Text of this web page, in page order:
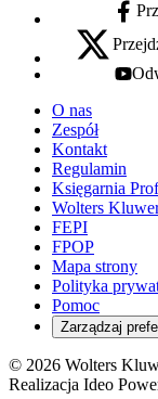
x - otwiera się
O nas
Zespół
Kontakt
Regulamin
Księgarnia
Wolters
FEPI
FPOP
Mapa strony
Polityka
Pomoc
Zarządzaj
© 2026 Wolters
Realizacja Ideo